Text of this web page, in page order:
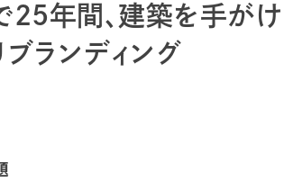
25年間、建築を手が
ランディング